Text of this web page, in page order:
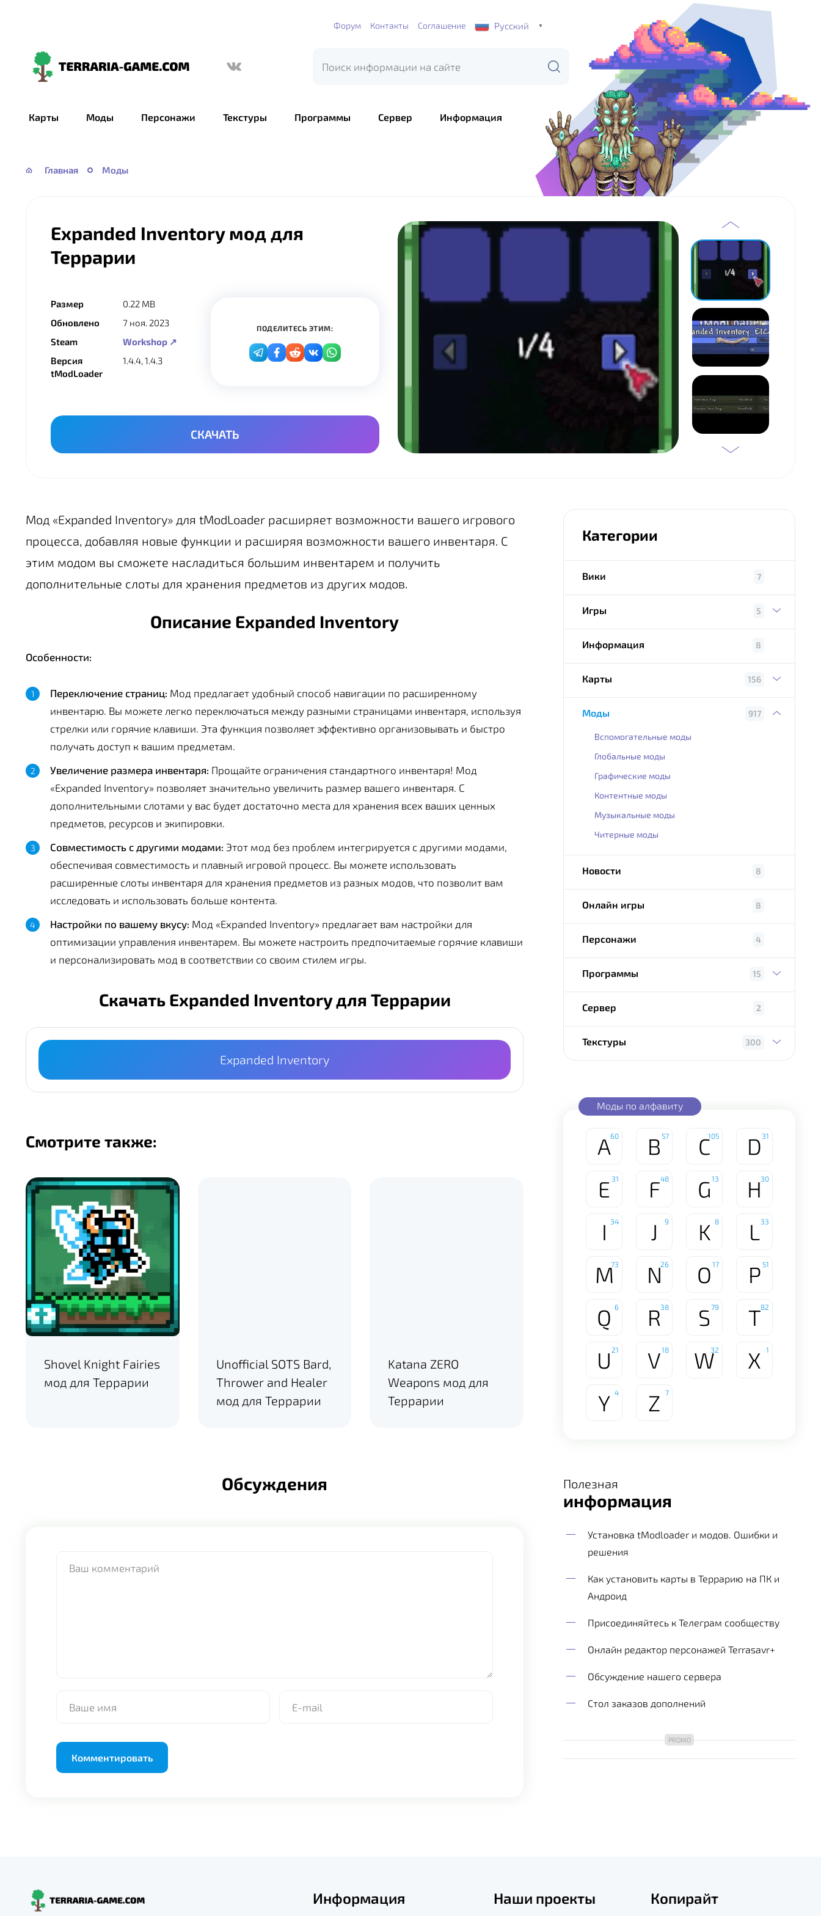
Форум Контакты Соглашение Русский ▼
Terraria-
Карты Моды Персонажи Текстуры Программы Сервер Информация
Главная Моды
Expanded Inventory мод для
Террарии
Размер
0.22 MB
Обновлено
7 ноя. 2023
Steam
Workshop ↗
Версия
tModLoader
1.4.4, 1.4.3
ПОДЕЛИТЕСЬ ЭТИМ:
СКАЧАТЬ
Мод «Expanded Inventory» для tModLoader расширяет возможности вашего игрового
процесса, добавляя новые функции и расширяя возможности вашего инвентаря. С
этим модом вы сможете насладиться большим инвентарем и получить
дополнительные слоты для хранения предметов из других модов.
Описание Expanded Inventory
Особенности:
Переключение страниц: Мод предлагает удобный способ навигации по расширенному
инвентарю. Вы можете легко переключаться между разными страницами инвентаря, используя
стрелки или горячие клавиши. Эта функция позволяет эффективно организовывать и быстро
получать доступ к вашим предметам.
Увеличение размера инвентаря: Прощайте ограничения стандартного инвентаря! Мод
«Expanded Inventory» позволяет значительно увеличить размер вашего инвентаря. С
дополнительными слотами у вас будет достаточно места для хранения всех ваших ценных
предметов, ресурсов и экипировки.
Совместимость с другими модами: Этот мод без проблем интегрируется с другими модами,
обеспечивая совместимость и плавный игровой процесс. Вы можете использовать
расширенные слоты инвентаря для хранения предметов из разных модов, что позволит вам
исследовать и использовать больше контента.
Настройки по вашему вкусу: Мод «Expanded Inventory» предлагает вам настройки для
оптимизации управления инвентарем. Вы можете настроить предпочитаемые горячие клавиши
и персонализировать мод в соответствии со своим стилем игры.
Скачать Expanded Inventory для Террарии
Expanded Inventory
Смотрите также:
Shovel Knight Fairies
мод для Террарии
Unofficial SOTS Bard,
Thrower and Healer
мод для Террарии
Katana ZERO
Weapons мод для
Террарии
Обсуждения
Категории
Вики 7
Игры 5
Информация 8
Карты 156
Моды 917
Вспомогательные моды
Глобальные моды
Графические моды
Контентные моды
Музыкальные моды
Читерные моды
Новости 8
Онлайн игры 8
Персонажи 4
Программы 15
Сервер 2
Текстуры 300
Моды по алфавиту
A60 B 57 C105 D 31
E 31 F48 G 13 H30
I 34 J 9 K 8 L 33
M73 N26 O 17 P 51
Q 6 R38 S79 T82
U 21 V18 W32 X 1
Y 4 Z 7
Полезная
информация
Установка tModloader и модов. Ошибки и
решения
Как установить карты в Террарию на ПК и
Андроид
Присоединяйтесь к Телеграм сообществу
Онлайн редактор персонажей Terrasavr+
Обсуждение нашего сервера
Стол заказов дополнений
Информация Наши проекты Копирайт